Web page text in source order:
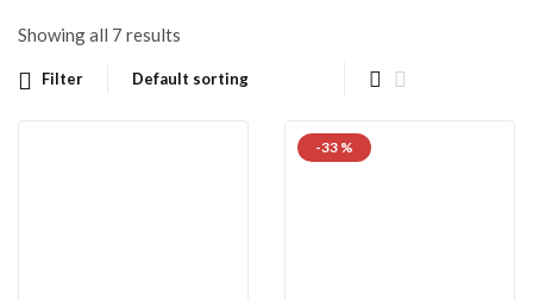
Showing all 7 results
Filter
-33 %